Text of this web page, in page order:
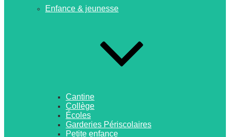
Enfance & jeunesse
Cantine
Collège
Écoles
Garderies Périscolaires
Petite enfance